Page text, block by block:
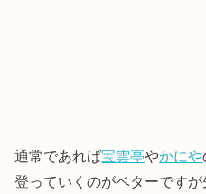
通常であれば宝雲亭やかにや
登っていくのがベターです